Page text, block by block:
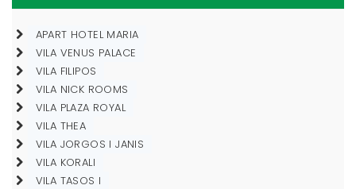
APART HOTEL MARIA
VILA VENUS PALACE
VILA FILIPOS
VILA NICK ROOMS
VILA PLAZA ROYAL
VILA THEA
VILA JORGOS I JANIS
VILA KORALI
VILA TASOS I